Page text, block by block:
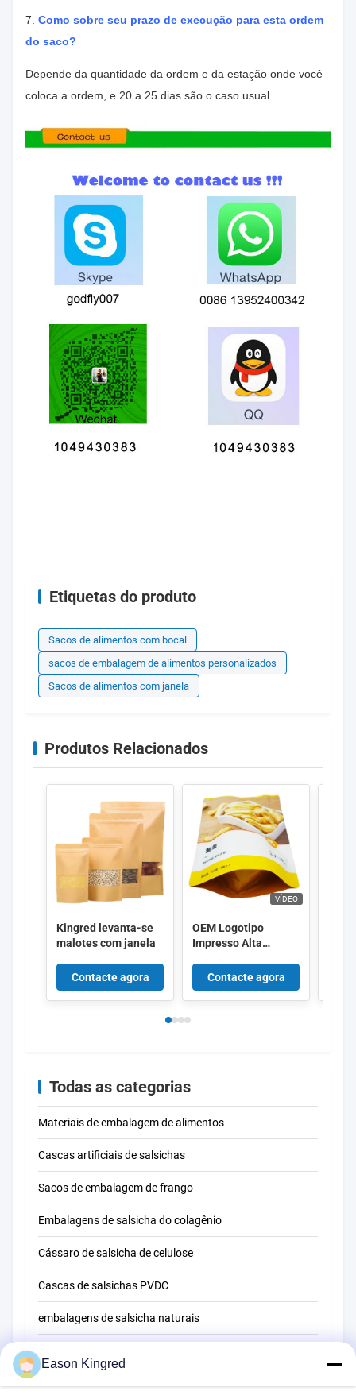
7. Como sobre seu prazo de execução para esta ordem
do saco?
Depende da quantidade da ordem e da estação onde você
coloca a ordem, e 20 a 25 dias são o caso usual.
Etiquetas do produto
Sacos de alimentos com bocal
sacos de embalagem de alimentos personalizados
Sacos de alimentos com janela
Produtos Relacionados
Kingred levanta-se
malotes com janela
Contacte agora
VÍDEO
OEM Logotipo
Impresso Alta
de alumínio Sacos
de embalagem de
alimentos
Contacte agora
Todas as categorias
Materiais de embalagem de alimentos
Cascas artificiais de salsichas
Sacos de embalagem de frango
Embalagens de salsicha do colagênio
Cássaro de salsicha de celulose
Cascas de salsichas PVDC
embalagens de salsicha naturais
Eason Kingred